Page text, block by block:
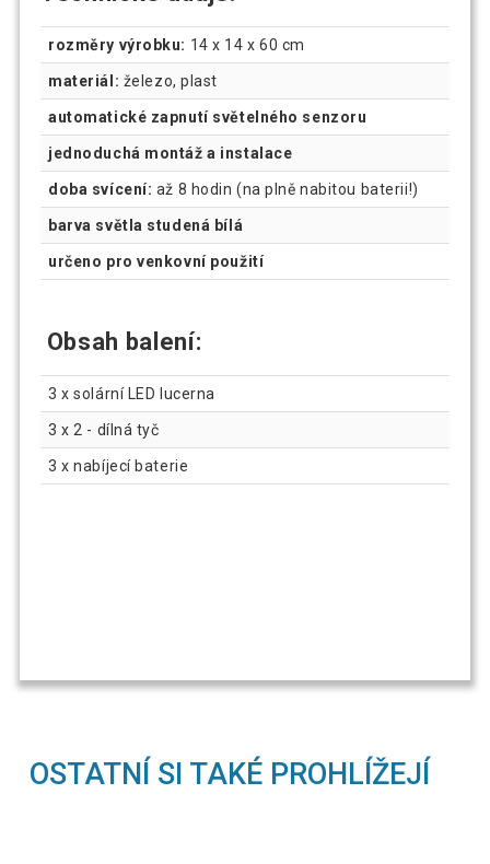
rozměry výrobku: 14 x 14 x 60 cm
materiál: železo, plast
automatické zapnutí světelného senzoru
jednoduchá montáž a instalace
doba svícení: až 8 hodin (na plně nabitou baterii!)
barva světla studená bílá
určeno pro venkovní použití
Obsah balení:
3 x solární LED lucerna
3 x 2 - dílná tyč
3 x nabíjecí baterie
OSTATNÍ SI TAKÉ PROHLÍŽEJÍ